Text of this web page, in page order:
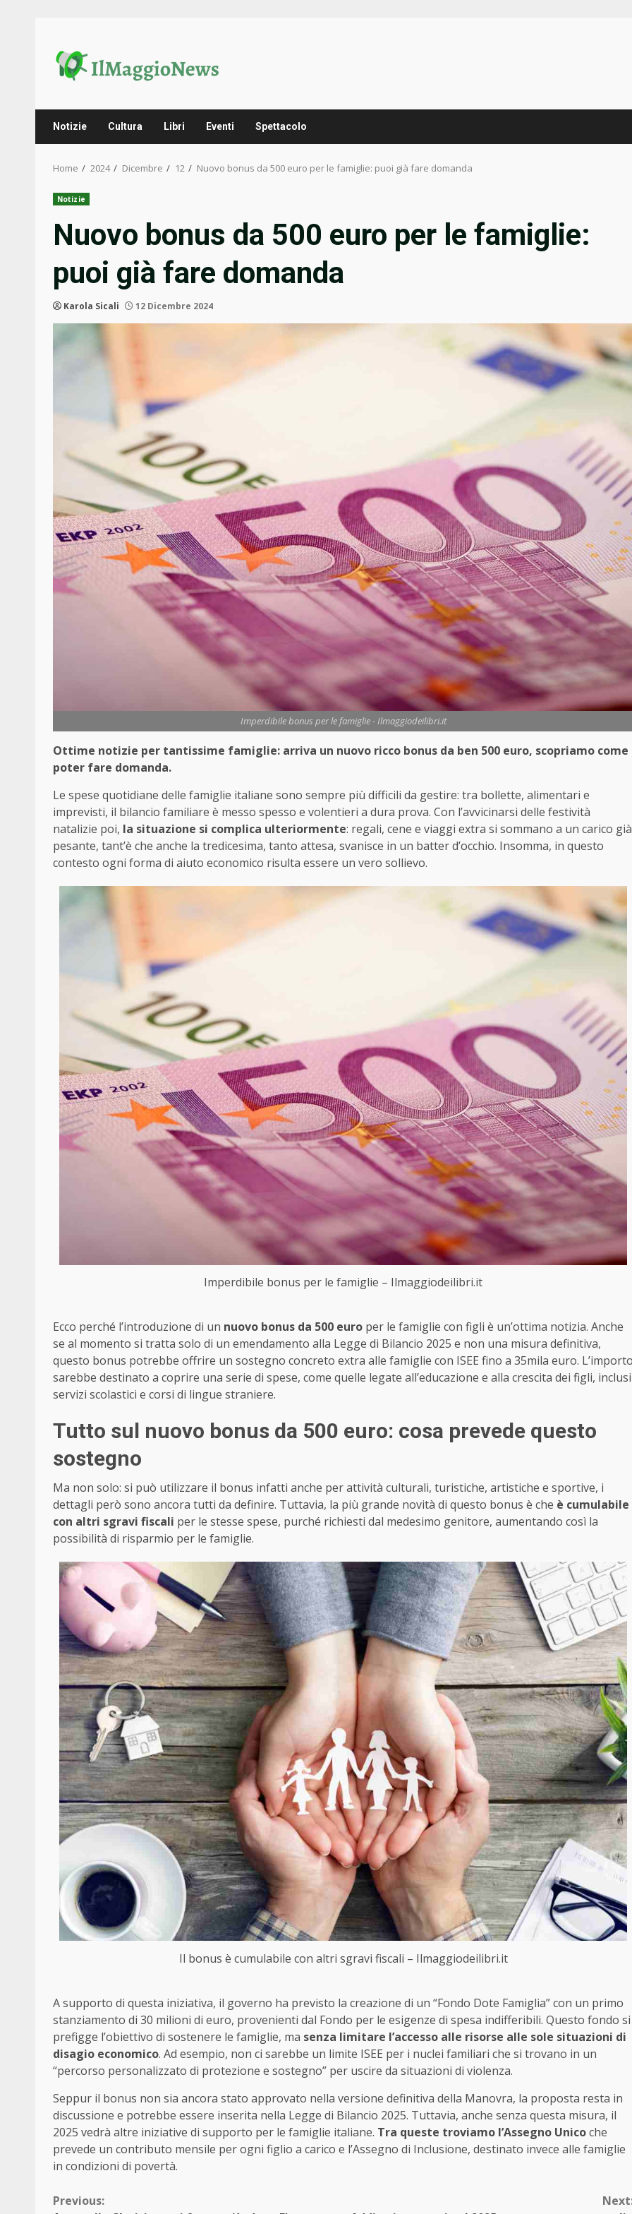
content
Notizie Cultura Libri Eventi Spettacolo
Home 2024 Dicembre 12 Nuovo bonus da 500 euro per le famiglie: puoi già fare domanda
Notizie
Nuovo bonus da 500 euro per le famiglie:
puoi già fare domanda
Karola Sicali 12 Dicembre 2024
Imperdibile bonus per le famiglie - Ilmaggiodeilibri.it
Ottime notizie per tantissime famiglie: arriva un nuovo ricco bonus da ben 500 euro, scopriamo come
poter fare domanda.
Le spese quotidiane delle famiglie italiane sono sempre più difficili da gestire: tra bollette, alimentari e
imprevisti, il bilancio familiare è messo spesso e volentieri a dura prova. Con l’avvicinarsi delle festività
natalizie poi, la situazione si complica ulteriormente: regali, cene e viaggi extra si sommano a un carico già
pesante, tant’è che anche la tredicesima, tanto attesa, svanisce in un batter d’occhio. Insomma, in questo
contesto ogni forma di aiuto economico risulta essere un vero sollievo.
Imperdibile bonus per le famiglie – Ilmaggiodeilibri.it
Ecco perché l’introduzione di un nuovo bonus da 500 euro per le famiglie con figli è un’ottima notizia. Anche
se al momento si tratta solo di un emendamento alla Legge di Bilancio 2025 e non una misura definitiva,
questo bonus potrebbe offrire un sostegno concreto extra alle famiglie con ISEE fino a 35mila euro.
sarebbe destinato a coprire una serie di spese, come quelle legate all’educazione e alla crescita dei figli, inclusi
servizi scolastici e corsi di lingue straniere.
Tutto sul nuovo bonus da 500 euro: cosa prevede questo
sostegno
Ma non solo: si può utilizzare il bonus infatti anche per attività culturali, turistiche, artistiche e sportive, i
dettagli però sono ancora tutti da definire. Tuttavia, la più grande novità di questo bonus è che è cumulabile
con altri sgravi fiscali per le stesse spese, purché richiesti dal medesimo genitore, aumentando così la
possibilità di risparmio per le famiglie.
Il bonus è cumulabile con altri sgravi fiscali – Ilmaggiodeilibri.it
A supporto di questa iniziativa, il governo ha previsto la creazione di un “Fondo Dote Famiglia” con un primo
stanziamento di 30 milioni di euro, provenienti dal Fondo per le esigenze di spesa indifferibili. Questo fondo si
prefigge l’obiettivo di sostenere le famiglie, ma senza limitare l’accesso alle risorse alle sole situazioni di
disagio economico. Ad esempio, non ci sarebbe un limite ISEE per i nuclei familiari che si trovano in un
“percorso personalizzato di protezione e sostegno” per uscire da situazioni di violenza.
Seppur il bonus non sia ancora stato approvato nella versione definitiva della Manovra, la proposta resta in
discussione e potrebbe essere inserita nella Legge di Bilancio 2025. Tuttavia, anche senza questa misura, il
2025 vedrà altre iniziative di supporto per le famiglie italiane. Tra queste troviamo l’Assegno Unicoche
prevede un contributo mensile per ogni figlio a carico e l’Assegno di Inclusione, destinato invece alle famiglie
in condizioni di povertà.
Continue
Previous: